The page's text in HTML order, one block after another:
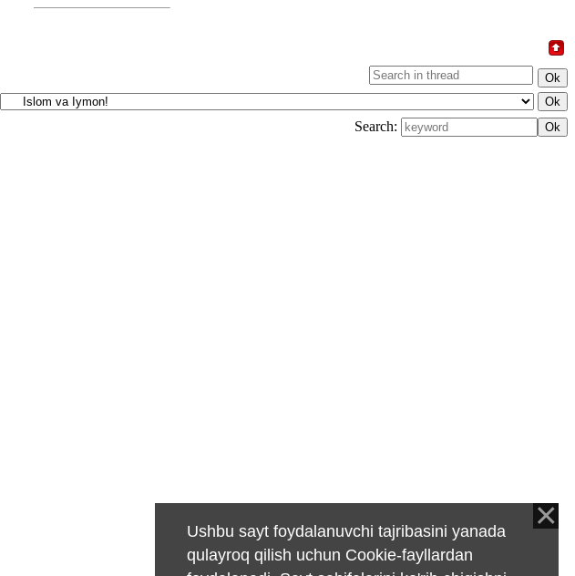
Search:
Ushbu sayt foydalanuvchi tajribasini yanada
qulayroq qilish uchun Cookie-fayllardan